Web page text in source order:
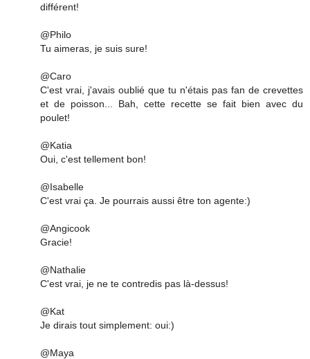
différent!
@Philo
Tu aimeras, je suis sure!
@Caro
C'est vrai, j'avais oublié que tu n'étais pas fan de crevettes
et de poisson... Bah, cette recette se fait bien avec du
poulet!
@Katia
Oui, c'est tellement bon!
@Isabelle
C'est vrai ça. Je pourrais aussi être ton agente:)
@Angicook
Gracie!
@Nathalie
C'est vrai, je ne te contredis pas là-dessus!
@Kat
Je dirais tout simplement: oui:)
@Maya